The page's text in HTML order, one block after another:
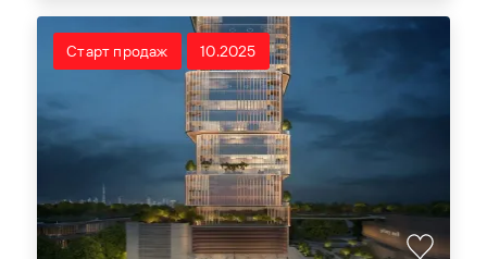
Старт продаж 10.2025